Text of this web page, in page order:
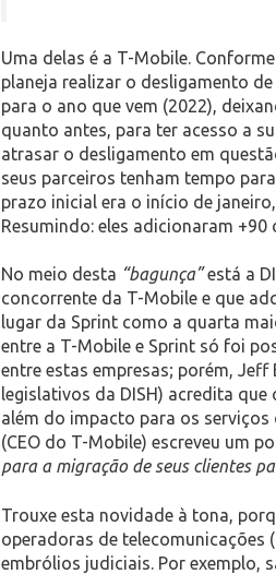
Uma delas é a T-Mobile.
planeja realizar o desligamento
para o ano que vem (2022),
quanto antes, para ter acesso a
atrasar o desligamento em
seus parceiros tenham tempo
prazo inicial era o início de
Resumindo: eles adicionaram +90
No meio desta “bagunça”está a
concorrente da T-Mobile e que
lugar da Sprint como a quarta
entre a T-Mobile e Sprint só foi
entre estas empresas; porém,
legislativos da DISH) acredita
além do impacto para os
(CEO do T-Mobile) escreveu um
para a migração de seus clientes
Trouxe esta novidade à tona,
operadoras de telecomunicações
embrólios judiciais. Por exemplo,